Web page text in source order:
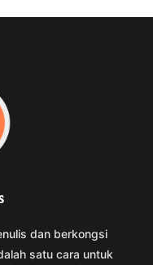
dan berkongsi
satu cara untuk